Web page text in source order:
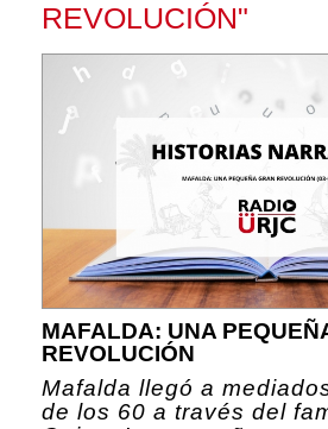
REVOLUCIÓN"
MAFALDA: UNA
REVOLUCIÓN
Mafalda llegó a
de los 60 a través del